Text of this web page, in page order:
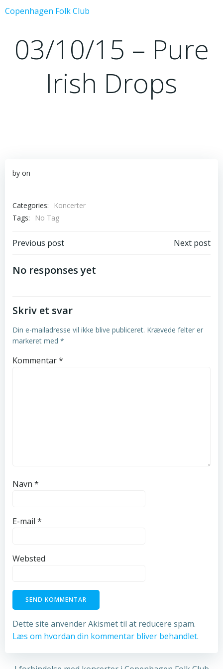
Copenhagen Folk Club
03/10/15 – Pure
Irish Drops
by on
Categories:
Koncerter
Tags:
No Tag
Post
navigation
Previous post Next post
No responses yet
Skriv et svar
Din e-mailadresse vil ikke blive publiceret. Krævede felter er
markeret med *
Kommentar*
Navn *
E-mail *
Websted
Dette site anvender Akismet til at reducere spam.
Læs om hvordan din kommentar bliver behandlet.